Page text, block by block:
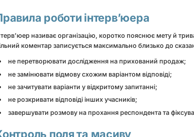
роботи інтерв’юера
називає організацію, коротко пояснює мету й
коментар записується максимально близько до
не перетворювати дослідження на прихований продаж;
не замінювати відмову схожим варіантом відповіді;
не зачитувати варіанти у відкритому запитанні;
не розкривати відповіді інших учасників;
завершувати розмову на прохання респондента та
поля та масиву